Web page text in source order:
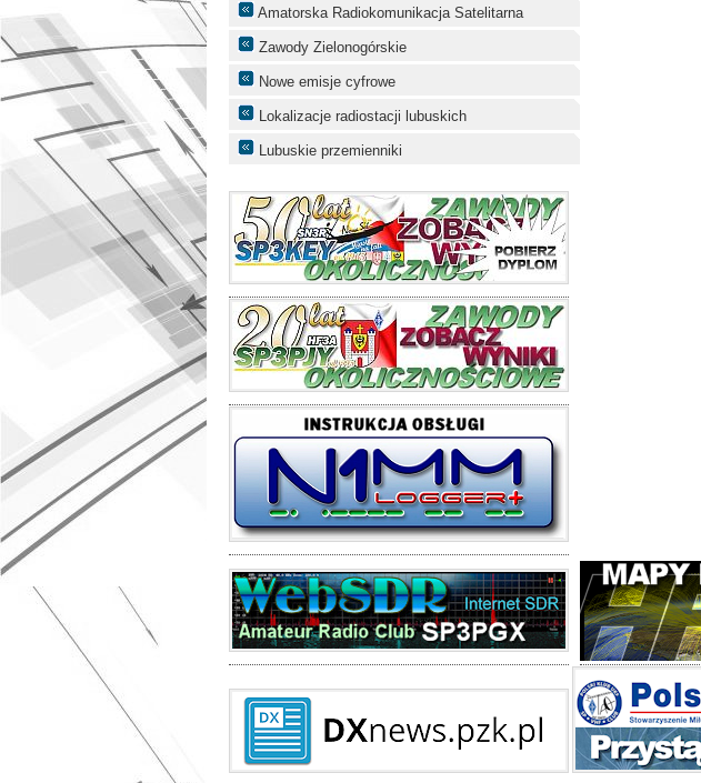
Amatorska Radiokomunikacja Satelitarna
Zawody Zielonogórskie
Nowe emisje cyfrowe
Lokalizacje radiostacji lubuskich
Lubuskie przemienniki